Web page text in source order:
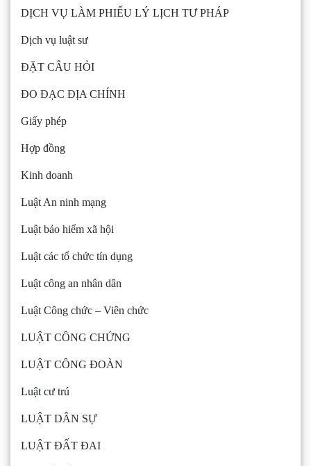
DỊCH VỤ LÀM PHIẾU LÝ LỊCH TƯ PHÁP
Dịch vụ luật sư
ĐẶT CÂU HỎI
ĐO ĐẠC ĐỊA CHÍNH
Giấy phép
Hợp đồng
Kinh doanh
Luật An ninh mạng
Luật bảo hiểm xã hội
Luật các tổ chức tín dụng
Luật công an nhân dân
Luật Công chức – Viên chức
LUẬT CÔNG CHỨNG
LUẬT CÔNG ĐOÀN
Luật cư trú
LUẬT DÂN SỰ
LUẬT ĐẤT ĐAI